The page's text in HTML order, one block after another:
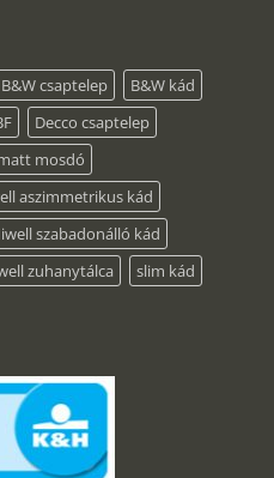
B&W csaptelep
B&W kád
Decco csaptelep
mosdó
aszimmetrikus kád
szabadonálló kád
zuhanytálca
slim kád